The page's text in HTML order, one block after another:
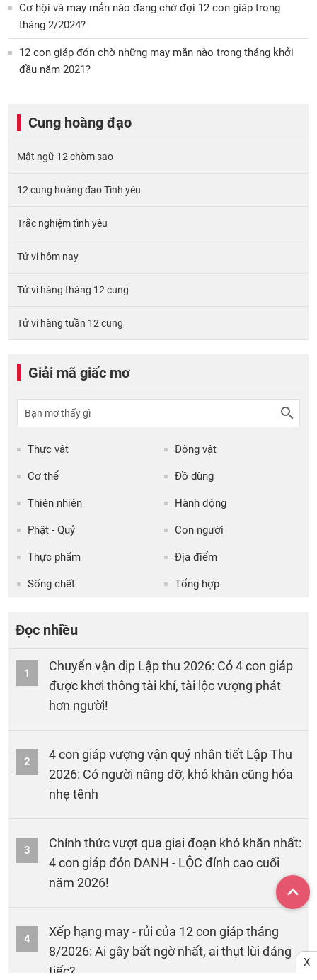
Cơ hội và may mắn nào đang chờ đợi 12 con giáp trong
tháng 2/2024?
12 con giáp đón chờ những may mắn nào trong tháng khởi
đầu năm 2021?
Cung hoàng đạo
Mật ngữ 12 chòm sao
12 cung hoàng đạo Tình yêu
Trắc nghiệm tình yêu
Tử vi hôm nay
Tử vi hàng tháng 12 cung
Tử vi hàng tuần 12 cung
Giải mã giấc mơ
Thực vật Động vật
Cơ thể Đồ dùng
Thiên nhiên Hành động
Phật - Quỷ Con người
Thực phẩm Địa điểm
Sống chết Tổng hợp
Đọc nhiều
1
Chuyển vận dịp Lập thu 2026: Có 4 con giáp
được khơi thông tài khí, tài lộc vượng phát
hơn người!
2
4 con giáp vượng vận quý nhân tiết Lập Thu
2026: Có người nâng đỡ, khó khăn cũng hóa
nhẹ tênh
3
Chính thức vượt qua giai đoạn khó khăn nhất:
4 con giáp đón DANH - LỘC đỉnh cao cuối
năm 2026!
4
Xếp hạng may - rủi của 12 con giáp tháng
8/2026: Ai gây bất ngờ nhất, ai thụt lùi đáng
tiếc?
X